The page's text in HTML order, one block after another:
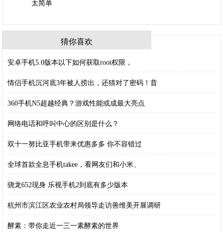
猜你喜欢
安卓手机5.0版本以下如何获取root权限，
情侣手机沉河底3年被人捞出，还猜对了密码！昔
360手机N5超越经典？游戏性能或成最大亮点
网络电话和呼叫中心的区别是什么？
双十一努比亚手机带来优惠多多 你不容错过
全球首款全息手机takee，看网友们和小米、
骁龙652现身 乐视手机2到底有多少版本
杭州市滨江区农业农村局领导走访善维美开展调研
酵素：带你走近一三一素酵素的世界